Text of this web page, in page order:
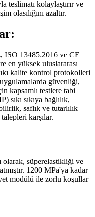
teslimatı kolaylaştırır ve
olasılığını azaltır.
ISO 13485:2016 ve CE
en yüksek uluslararası
kalite kontrol protokolleri
güvenliği,
kapsamlı testlere tabi
sıkıya bağlılık,
saflık ve tutarlılık
karşılar.
olarak, süperelastikliği ve
1200 MPa'ya kadar
modülü ile zorlu koşullar